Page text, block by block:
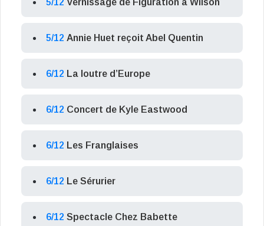
5/12 Vernissage de Figuration à Wilson
5/12 Annie Huet reçoit Abel Quentin
6/12 La loutre d’Europe
6/12 Concert de Kyle Eastwood
6/12 Les Franglaises
6/12 Le Sérurier
6/12 Spectacle Chez Babette